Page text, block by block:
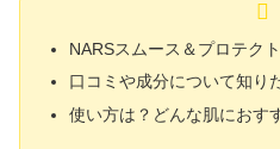
NARSスムース＆プロテク
口コミや成分について知り
使い方は？どんな肌におす